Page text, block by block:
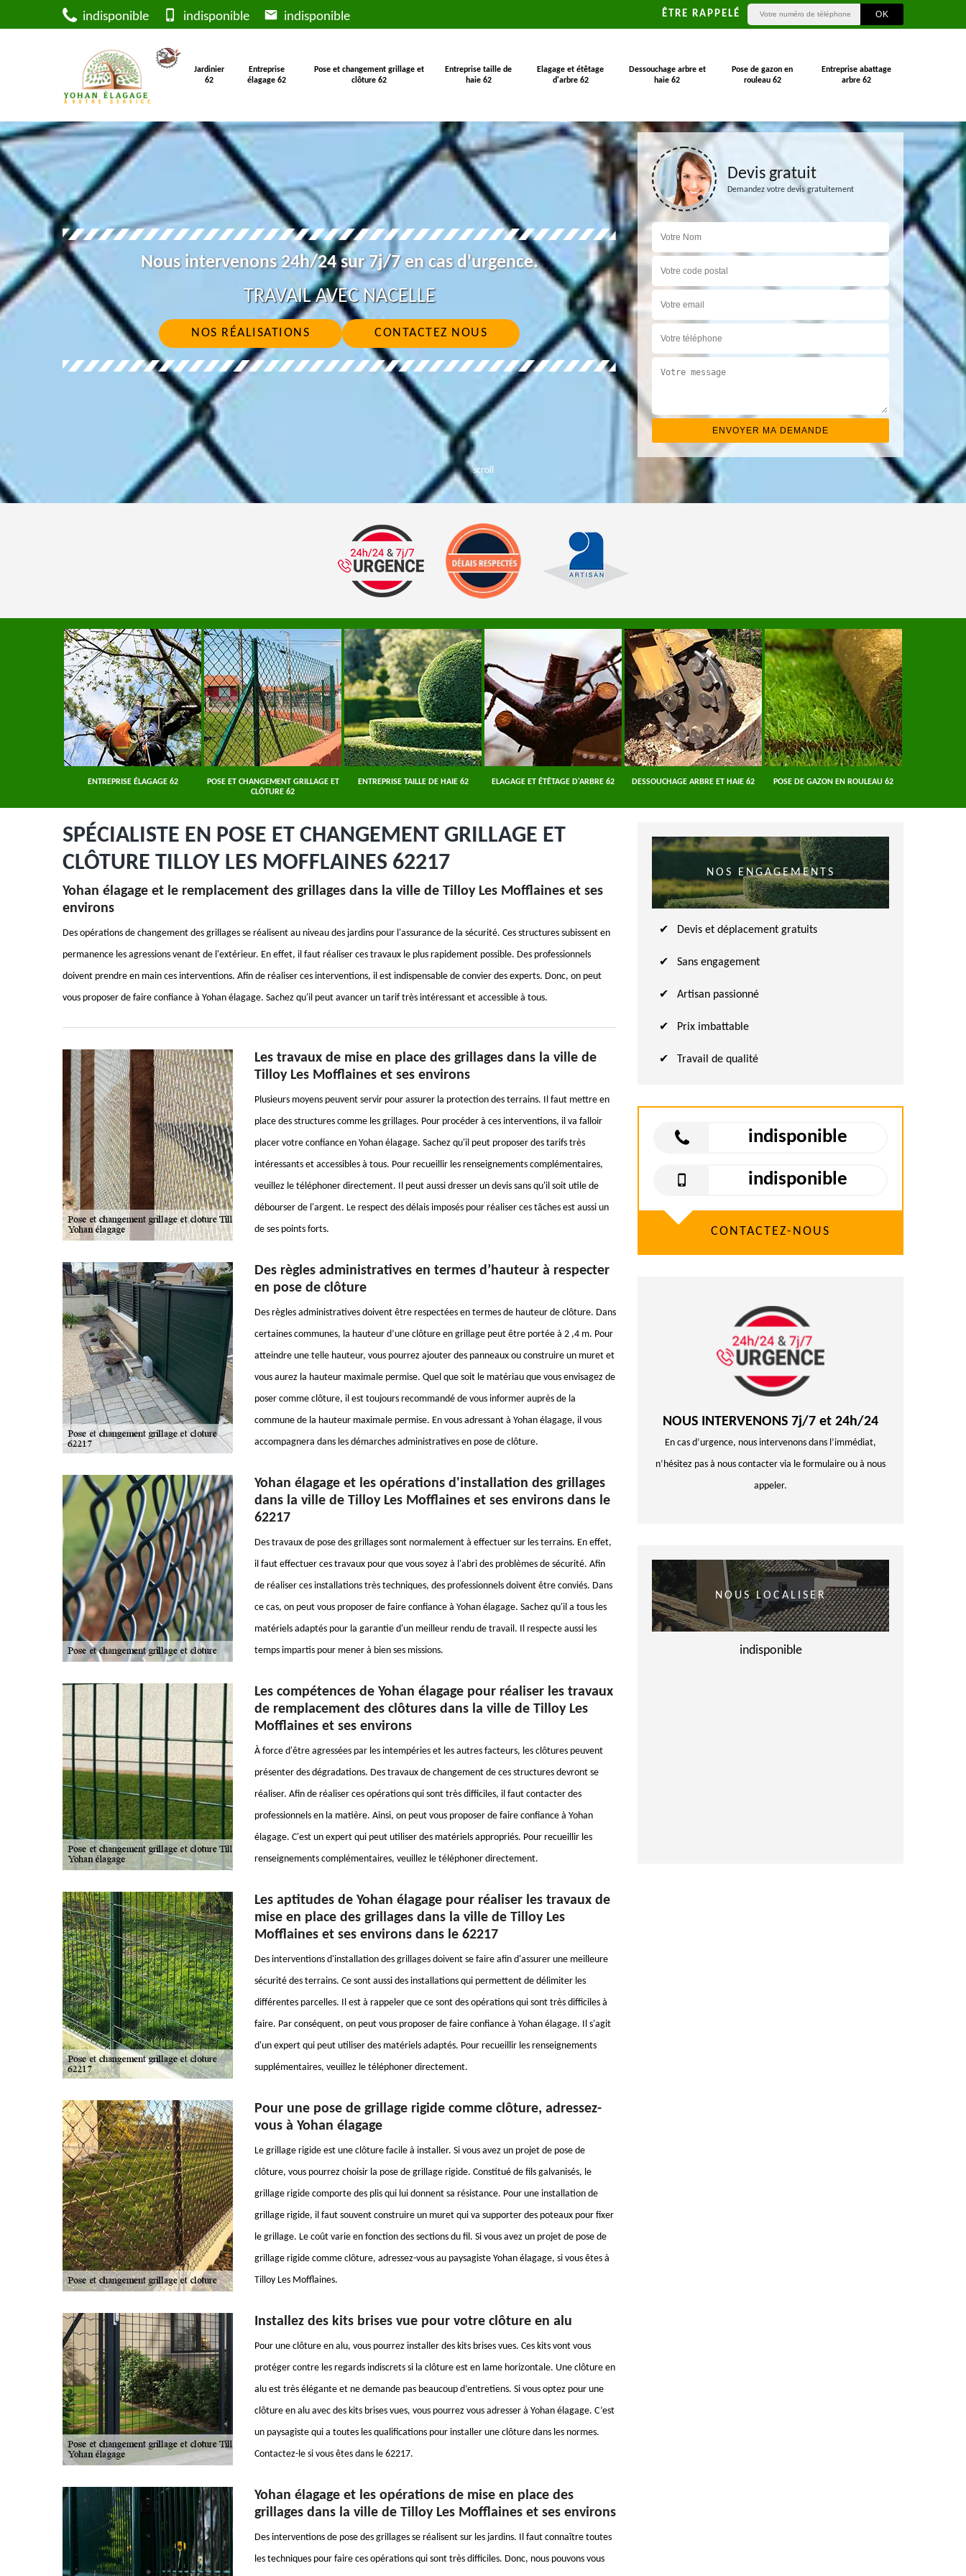
indisponible indisponible indisponible ÊTRE RAPPELÉ
Jardinier
62
Entreprise
élagage 62
Pose et changement grillage et
clôture 62
Entreprise taille de
haie 62
Elagage et étêtage
d'arbre 62
Dessouchage arbre et
haie 62
Pose de gazon en
rouleau 62
Entreprise abattage
arbre 62
scroll
Nous intervenons 24h/24 sur 7j/7 en cas d'urgence.
TRAVAIL AVEC NACELLE
NOS RÉALISATIONS CONTACTEZ NOUS
Devis gratuit
Demandez votre devis gratuitement
ENTREPRISE ÉLAGAGE 62
POSE ET CHANGEMENT GRILLAGE ET
CLÔTURE 62
ENTREPRISE TAILLE DE HAIE 62 ELAGAGE ET ÉTÊTAGE D'ARBRE 62 DESSOUCHAGE ARBRE ET HAIE 62 POSE DE GAZON EN ROULEAU 62
SPÉCIALISTE EN POSE ET CHANGEMENT GRILLAGE ET
CLÔTURE TILLOY LES MOFFLAINES 62217
Yohan élagage et le remplacement des grillages dans la ville de Tilloy Les Mofflaines et ses
environs
Des opérations de changement des grillages se réalisent au niveau des jardins pour l'assurance de la sécurité. Ces structures subissent en
permanence les agressions venant de l'extérieur. En effet, il faut réaliser ces travaux le plus rapidement possible. Des professionnels
doivent prendre en main ces interventions. Afin de réaliser ces interventions, il est indispensable de convier des experts. Donc, on peut
vous proposer de faire confiance à Yohan élagage. Sachez qu'il peut avancer un tarif très intéressant et accessible à tous.
Les travaux de mise en place des grillages dans la ville de
Tilloy Les Mofflaines et ses environs
Plusieurs moyens peuvent servir pour assurer la protection des terrains. Il faut mettre en
place des structures comme les grillages. Pour procéder à ces interventions, il va falloir
placer votre confiance en Yohan élagage. Sachez qu'il peut proposer des tarifs très
intéressants et accessibles à tous. Pour recueillir les renseignements complémentaires,
veuillez le téléphoner directement. Il peut aussi dresser un devis sans qu'il soit utile de
débourser de l'argent. Le respect des délais imposés pour réaliser ces tâches est aussi un
de ses points forts.
Des règles administratives en termes d’hauteur à respecter
en pose de clôture
Des règles administratives doivent être respectées en termes de hauteur de clôture. Dans
certaines communes, la hauteur d’une clôture en grillage peut être portée à 2 ,4 m. Pour
atteindre une telle hauteur, vous pourrez ajouter des panneaux ou construire un muret et
vous aurez la hauteur maximale permise. Quel que soit le matériau que vous envisagez de
poser comme clôture, il est toujours recommandé de vous informer auprès de la
commune de la hauteur maximale permise. En vous adressant à Yohan élagage, il vous
accompagnera dans les démarches administratives en pose de clôture.
Yohan élagage et les opérations d'installation des grillages
dans la ville de Tilloy Les Mofflaines et ses environs dans le
62217
Des travaux de pose des grillages sont normalement à effectuer sur les terrains. En effet,
il faut effectuer ces travaux pour que vous soyez à l'abri des problèmes de sécurité. Afin
de réaliser ces installations très techniques, des professionnels doivent être conviés. Dans
ce cas, on peut vous proposer de faire confiance à Yohan élagage. Sachez qu'il a tous les
matériels adaptés pour la garantie d'un meilleur rendu de travail. Il respecte aussi les
temps impartis pour mener à bien ses missions.
Les compétences de Yohan élagage pour réaliser les travaux
de remplacement des clôtures dans la ville de Tilloy Les
Mofflaines et ses environs
À force d'être agressées par les intempéries et les autres facteurs, les clôtures peuvent
présenter des dégradations. Des travaux de changement de ces structures devront se
réaliser. Afin de réaliser ces opérations qui sont très difficiles, il faut contacter des
professionnels en la matière. Ainsi, on peut vous proposer de faire confiance à Yohan
élagage. C'est un expert qui peut utiliser des matériels appropriés. Pour recueillir les
renseignements complémentaires, veuillez le téléphoner directement.
Les aptitudes de Yohan élagage pour réaliser les travaux de
mise en place des grillages dans la ville de Tilloy Les
Mofflaines et ses environs dans le 62217
Des interventions d'installation des grillages doivent se faire afin d'assurer une meilleure
sécurité des terrains. Ce sont aussi des installations qui permettent de délimiter les
différentes parcelles. Il est à rappeler que ce sont des opérations qui sont très difficiles à
faire. Par conséquent, on peut vous proposer de faire confiance à Yohan élagage. Il s'agit
d'un expert qui peut utiliser des matériels adaptés. Pour recueillir les renseignements
supplémentaires, veuillez le téléphoner directement.
Pour une pose de grillage rigide comme clôture, adressez-
vous à Yohan élagage
Le grillage rigide est une clôture facile à installer. Si vous avez un projet de pose de
clôture, vous pourrez choisir la pose de grillage rigide. Constitué de fils galvanisés, le
grillage rigide comporte des plis qui lui donnent sa résistance. Pour une installation de
grillage rigide, il faut souvent construire un muret qui va supporter des poteaux pour fixer
le grillage. Le coût varie en fonction des sections du fil. Si vous avez un projet de pose de
grillage rigide comme clôture, adressez-vous au paysagiste Yohan élagage, si vous êtes à
Tilloy Les Mofflaines.
Installez des kits brises vue pour votre clôture en alu
Pour une clôture en alu, vous pourrez installer des kits brises vues. Ces kits vont vous
protéger contre les regards indiscrets si la clôture est en lame horizontale. Une clôture en
alu est très élégante et ne demande pas beaucoup d’entretiens. Si vous optez pour une
clôture en alu avec des kits brises vues, vous pourrez vous adresser à Yohan élagage. C’est
un paysagiste qui a toutes les qualifications pour installer une clôture dans les normes.
Contactez-le si vous êtes dans le 62217.
Yohan élagage et les opérations de mise en place des
grillages dans la ville de Tilloy Les Mofflaines et ses environs
Des interventions de pose des grillages se réalisent sur les jardins. Il faut connaître toutes
les techniques pour faire ces opérations qui sont très difficiles. Donc, nous pouvons vous
NOS ENGAGEMENTS
Devis et déplacement gratuits
Sans engagement
Artisan passionné
Prix imbattable
Travail de qualité
indisponible
indisponible
CONTACTEZ-NOUS
NOUS INTERVENONS 7j/7 et 24h/24
En cas d’urgence, nous intervenons dans l’immédiat,
n’hésitez pas à nous contacter via le formulaire ou à nous
appeler.
NOUS LOCALISER
indisponible